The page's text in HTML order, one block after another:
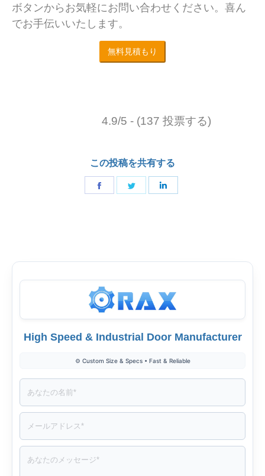
ボタンからお気軽にお問い合わせください。喜ん
でお手伝いいたします。
無料見積もり
4.9/5 - (137 投票する)
この投稿を共有する
ク
で
ア
シ
ェ
で
シ
High Speed & Industrial Door Manufacturer
⚙️ Custom Size & Specs • Fast & Reliable